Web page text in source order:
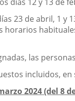
23 de abril, 1 y
horarios
las
incluidos, en
2024(del 8